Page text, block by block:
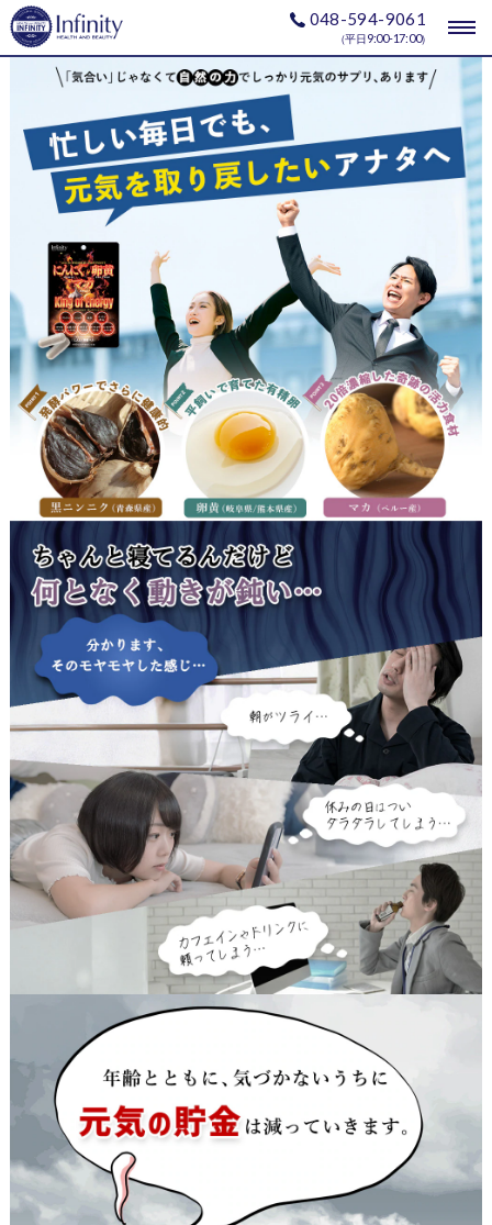
048-594-9061
（平日9:00-17:00）